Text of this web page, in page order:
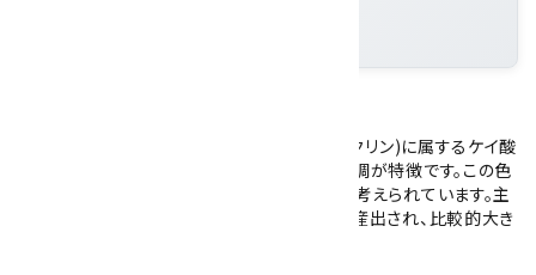
アマゾナイト(天河石)は、微斜長石(マイクロクリン)に属するケイ酸
塩鉱物で、青緑色から緑色を帯びた独特の色調が特徴です。この色
は結晶内に微量の鉛を含むことに起因すると考えられています。主
にペグマタイトと呼ばれる粗粒の火成岩中で産出され、比較的大き